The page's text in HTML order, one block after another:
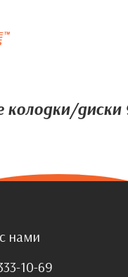
колодки/диски
нами
10-69